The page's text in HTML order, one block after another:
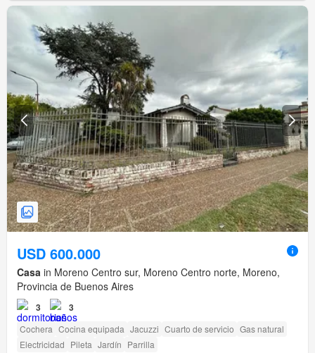
USD 600.000
Casa in Moreno Centro sur, Moreno Centro norte, Moreno,
Provincia de Buenos Aires
3 3
Cochera Cocina equipada Jacuzzi Cuarto de servicio Gas natural
Electricidad Pileta Jardín Parrilla